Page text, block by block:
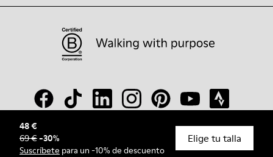
48 €
69 €-30%
Suscríbete para un -10% de descuento
Elige tu talla
© Camper, 2026